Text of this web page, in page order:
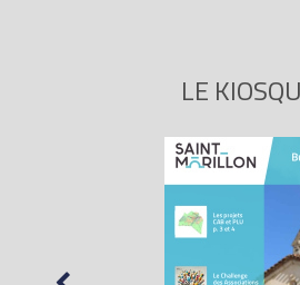
LE